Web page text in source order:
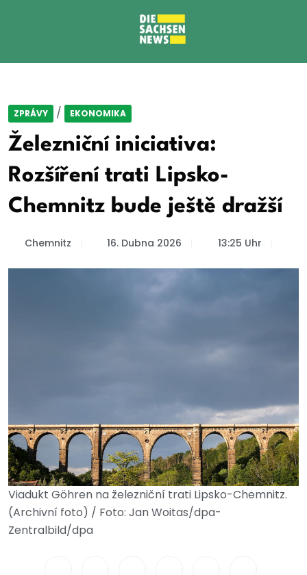
ZPRÁVY / EKONOMIKA
Železniční iniciativa:
Rozšíření trati Lipsko-
Chemnitz bude ještě dražší
Chemnitz 16. Dubna 2026 13:25 Uhr
Viadukt Göhren na železniční trati Lipsko-Chemnitz.
(Archivní foto) / Foto: Jan Woitas/dpa-
Zentralbild/dpa